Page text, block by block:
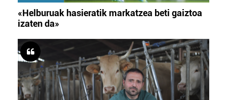
«Helburuak hasieratik markatzea beti gaiztoa
izaten da»